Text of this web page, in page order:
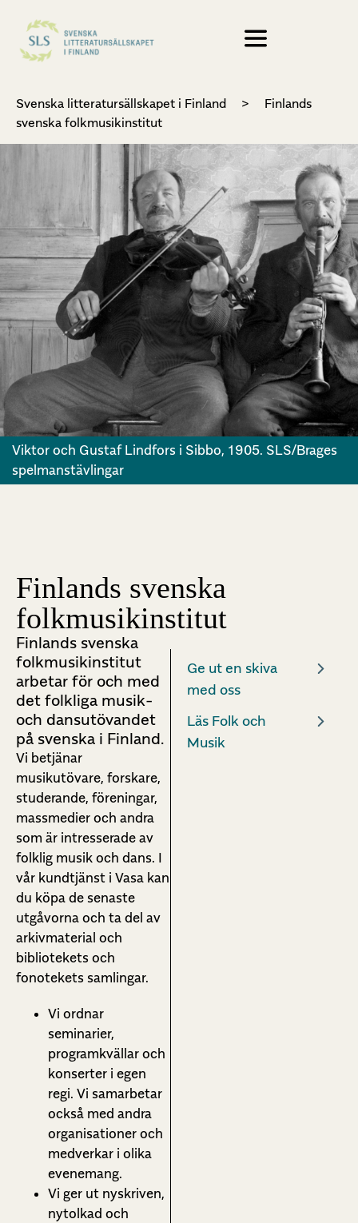
Svenska litteratursällskapet i Finland >
Finlands
svenska folkmusikinstitut
Viktor och Gustaf Lindfors i Sibbo, 1905. SLS/Brages
spelmanstävlingar
Finlands svenska
folkmusikinstitut
Finlands svenska
folkmusikinstitut
arbetar för och med
det folkliga musik-
och dansutövandet
på svenska i Finland.
Vi betjänar
musikutövare, forskare,
studerande, föreningar,
massmedier och andra
som är intresserade av
folklig musik och dans. I
vår kundtjänst i Vasa kan
du köpa de senaste
utgåvorna och ta del av
arkivmaterial och
bibliotekets och
fonotekets samlingar.
Vi ordnar
seminarier,
programkvällar och
konserter i egen
regi. Vi samarbetar
också med andra
organisationer och
medverkar i olika
evenemang.
Vi ger ut nyskriven,
nytolkad och
Ge ut en skiva
med oss
Läs Folk och
Musik